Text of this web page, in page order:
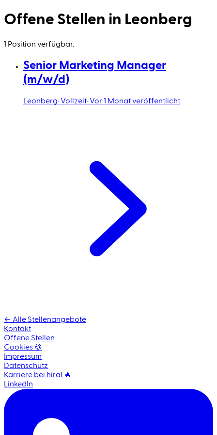
Offene Stellen in Leonberg
1 Position verfügbar.
Senior Marketing Manager
(m/w/d)
Leonberg· Vollzeit· Vor 1 Monat veröffentlicht
← Alle Stellenangebote
Kontakt
Offene Stellen
Cookies 🍪
Impressum
Datenschutz
Karriere bei hiral 🔥
LinkedIn